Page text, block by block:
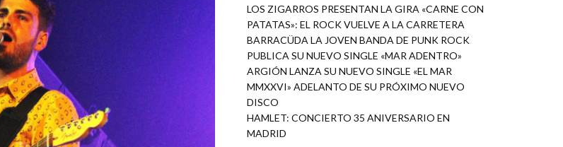
LOS ZIGARROS PRESENTAN LA GIRA «CARNE CON
PATATAS»: EL ROCK VUELVE A LA CARRETERA
BARRACÜDA LA JOVEN BANDA DE PUNK ROCK
PUBLICA SU NUEVO SINGLE «MAR ADENTRO»
ARGIÓN LANZA SU NUEVO SINGLE «EL MAR
MMXXVI» ADELANTO DE SU PRÓXIMO NUEVO
DISCO
HAMLET: CONCIERTO 35 ANIVERSARIO EN
MADRID